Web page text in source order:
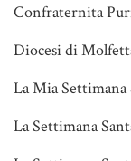
Confraternita
Diocesi di
La Mia
La Settimana